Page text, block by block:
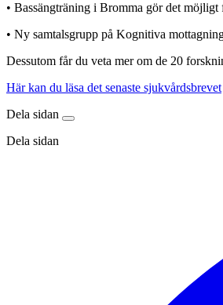
• Bassängträning i Bromma gör det
• Ny samtalsgrupp på Kognitiva
Dessutom får du veta mer om de 20
Här kan du läsa det senaste sjukvårdsbrevet
Dela sidan
Dela sidan